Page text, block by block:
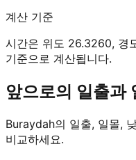
계산 기준
시간은 위도 26.3260, 경
기준으로 계산됩니다.
앞으로의 일출과
Buraydah의 일출, 일몰,
비교하세요.